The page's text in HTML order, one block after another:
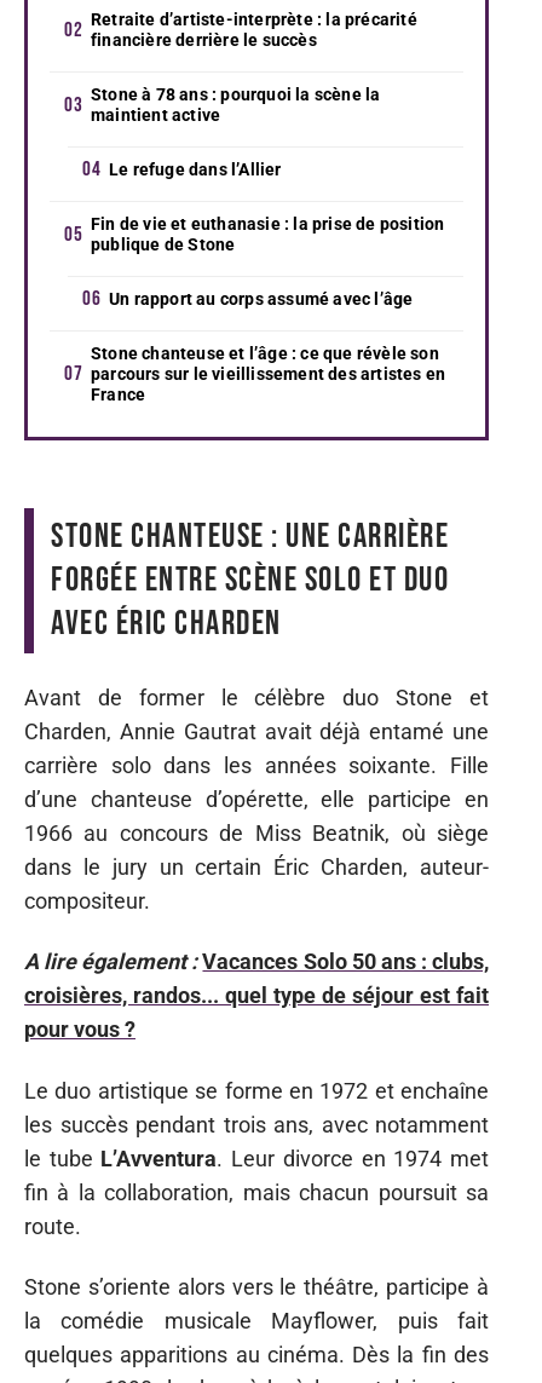
Retraite d’artiste-interprète : la précarité
financière derrière le succès
Stone à 78 ans : pourquoi la scène la
maintient active
Le refuge dans l’Allier
Fin de vie et euthanasie : la prise de position
publique de Stone
Un rapport au corps assumé avec l’âge
Stone chanteuse et l’âge : ce que révèle son
parcours sur le vieillissement des artistes en
France
Stone chanteuse : une carrière
forgée entre scène solo et duo
avec Éric Charden
Avant de former le célèbre duo Stone et
Charden, Annie Gautrat avait déjà entamé une
carrière solo dans les années soixante. Fille
d’une chanteuse d’opérette, elle participe en
1966 au concours de Miss Beatnik, où siège
dans le jury un certain Éric Charden, auteur-
compositeur.
A lire également :Vacances Solo 50 ans : clubs,
croisières, randos... quel type de séjour est fait
pour vous ?
Le duo artistique se forme en 1972 et enchaîne
les succès pendant trois ans, avec notamment
le tube L’Avventura. Leur divorce en 1974 met
fin à la collaboration, mais chacun poursuit sa
route.
Stone s’oriente alors vers le théâtre, participe à
la comédie musicale Mayflower, puis fait
quelques apparitions au cinéma. Dès la fin des